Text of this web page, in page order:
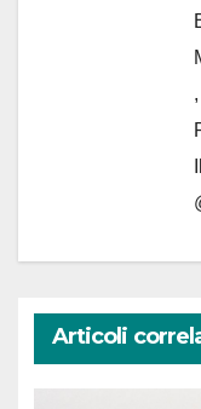
Articoli